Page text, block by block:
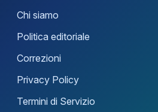
Chi siamo
Politica editoriale
Correzioni
Privacy Policy
Termini di Servizio